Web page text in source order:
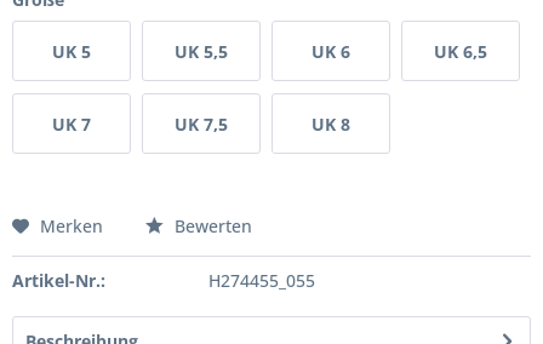
UK 5 UK 5,5 UK 6 UK 6,5
UK 7 UK 7,5 UK 8
Merken Bewerten
Artikel-Nr.: H274455_055